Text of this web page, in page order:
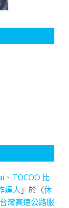
、TOCOO 比
達人 」於〈休
灣高速公路服